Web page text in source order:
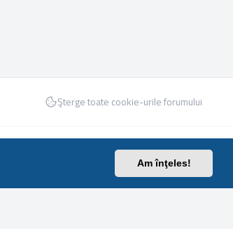
Am înţeles!
Şterge toate cookie-urile forumului
Termeni|Ora este UTC UTC